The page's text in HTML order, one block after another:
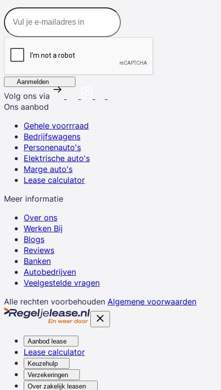
Aanmelden
Volg ons via
Ons aanbod
Gehele voorrraad
Bedrijfswagens
Personenauto's
Elektrische auto's
Marge auto's
Lease calculator
Meer informatie
Over ons
Werken Bij
Blogs
Reviews
Banken
Autobedrijven
Veelgestelde vragen
Alle rechten voorbehouden Algemene voorwaarden
Aanbod lease
Lease calculator
Keuzehulp
Verzekeringen
Over zakelijk leasen